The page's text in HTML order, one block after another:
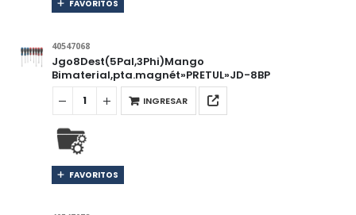
FAVORITOS
40547068
Jgo8Dest(5Pal,3Phi)Mango
Bimaterial,pta.magnét»PRETUL»JD-8BP
INGRESAR
FAVORITOS